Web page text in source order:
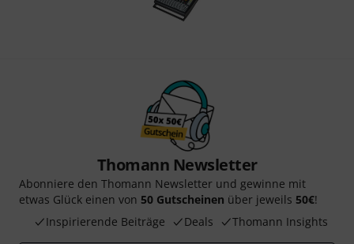
Thomann Newsletter
Abonniere den Thomann Newsletter und gewinne mit
etwas Glück einen von 50 Gutscheinen über jeweils 50€!
Inspirierende Beiträge
Deals Thomann Insights